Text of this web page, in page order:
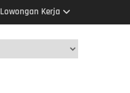
Lowongan Kerja